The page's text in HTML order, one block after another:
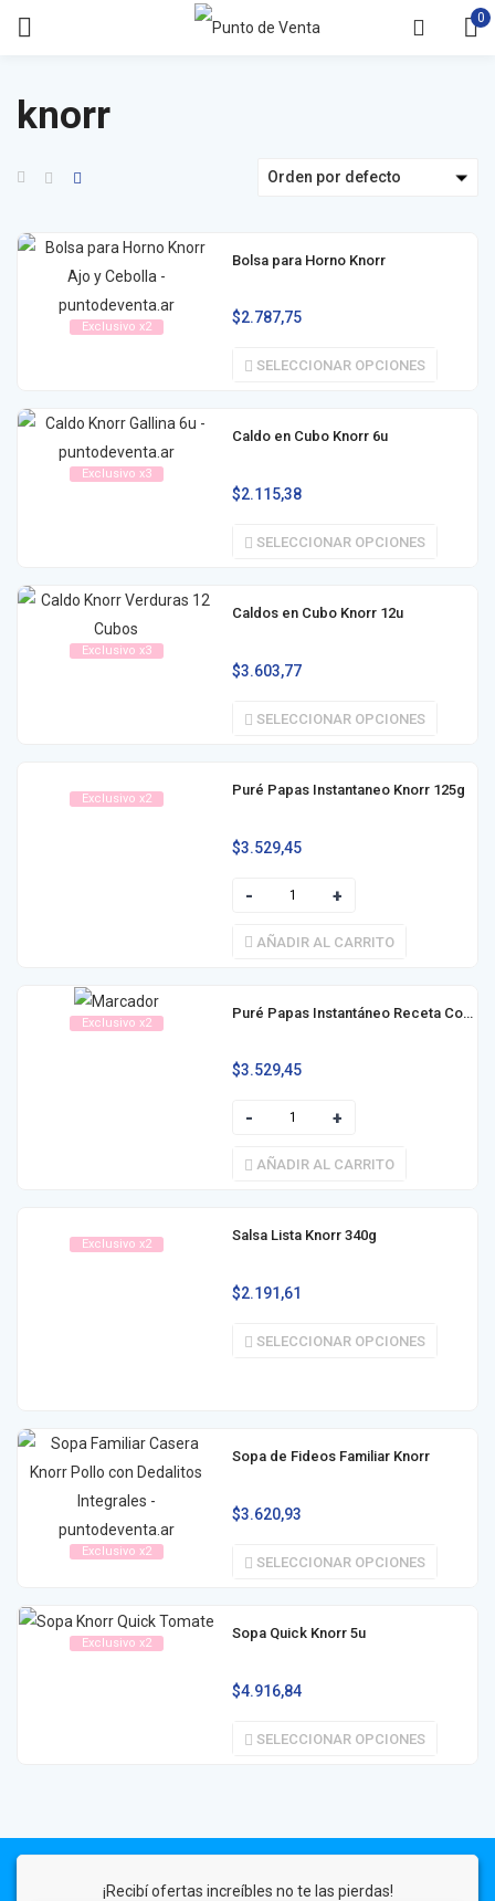
0
knorr
Orden por defecto
Exclusivo x2
Bolsa para Horno Knorr
$2.787,75
SELECCIONAR OPCIONES
Exclusivo x3
Caldo en Cubo Knorr 6u
$2.115,38
SELECCIONAR OPCIONES
Exclusivo x3
Caldos en Cubo Knorr 12u
$3.603,77
SELECCIONAR OPCIONES
Exclusivo x2
Puré Papas Instantaneo Knorr 125g
$3.529,45
AÑADIR AL CARRITO
Exclusivo x2
Puré Papas Instantáneo Receta Completa Knorr 125g
$3.529,45
AÑADIR AL CARRITO
Exclusivo x2
Salsa Lista Knorr 340g
$2.191,61
SELECCIONAR OPCIONES
Exclusivo x2
Sopa de Fideos Familiar Knorr
$3.620,93
SELECCIONAR OPCIONES
Exclusivo x2
Sopa Quick Knorr 5u
$4.916,84
SELECCIONAR OPCIONES
¡Recibí ofertas increíbles no te las pierdas!